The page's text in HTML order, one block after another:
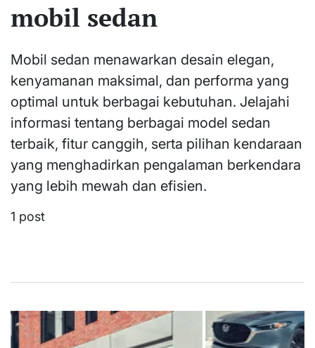
mobil sedan
Mobil sedan menawarkan desain elegan,
kenyamanan maksimal, dan performa yang
optimal untuk berbagai kebutuhan. Jelajahi
informasi tentang berbagai model sedan
terbaik, fitur canggih, serta pilihan kendaraan
yang menghadirkan pengalaman berkendara
yang lebih mewah dan efisien.
1 post